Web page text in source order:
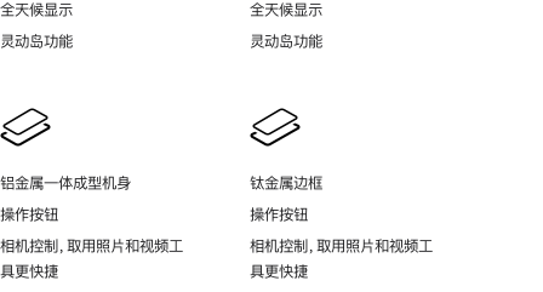
全天候显示
灵动岛功能
铝金属一体成型机身
操作按钮
相机控制，取用照片和视频工
具更快捷
全天候显示
灵动岛功能
钛金属边框
操作按钮
相机控制，取用照片和视频工
具更快捷